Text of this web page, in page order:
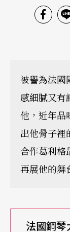
被譽為法國
感細膩又有
他，近年品
出他骨子裡
合作葛利格
再展他的舞
法國鋼